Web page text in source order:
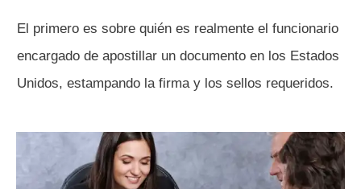
El primero es sobre quién es realmente el funcionario
encargado de apostillar un documento en los Estados
Unidos, estampando la firma y los sellos requeridos.